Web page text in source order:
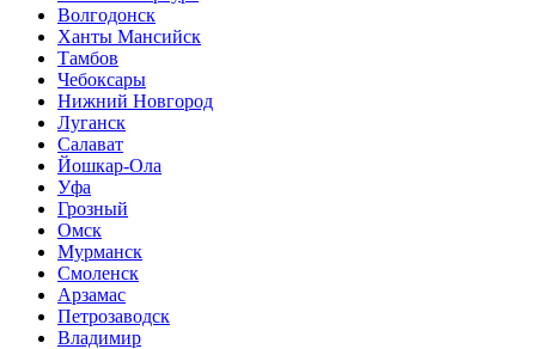
Волгодонск
Ханты Мансийск
Тамбов
Чебоксары
Нижний Новгород
Луганск
Салават
Йошкар-Ола
Уфа
Грозный
Омск
Мурманск
Смоленск
Арзамас
Петрозаводск
Владимир